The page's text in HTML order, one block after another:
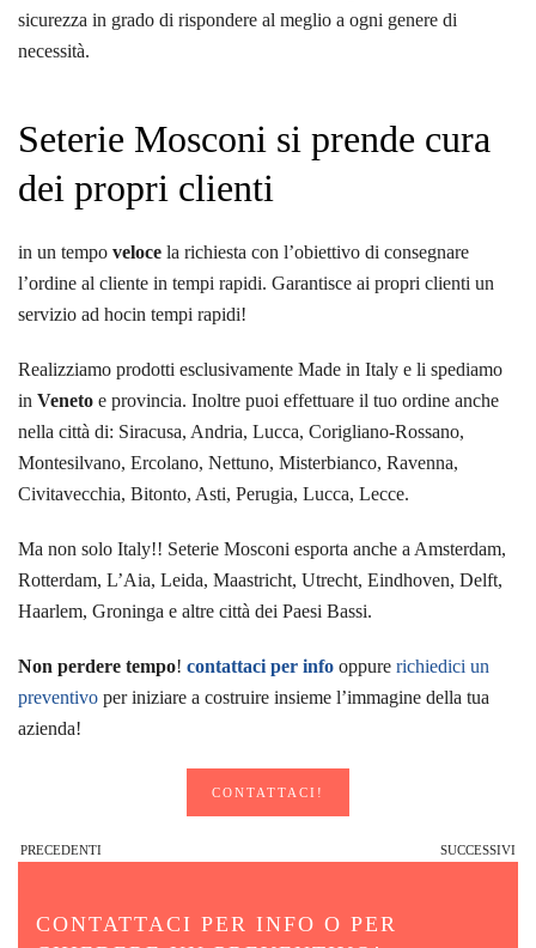
sicurezza in grado di rispondere al meglio a ogni genere di
necessità.
Seterie Mosconi si prende cura
dei propri clienti
in un tempo veloce la richiesta con l’obiettivo di consegnare
l’ordine al cliente in tempi rapidi. Garantisce ai propri clienti un
servizio ad hocin tempi rapidi!
Realizziamo prodotti esclusivamente Made in Italy e li spediamo
in Veneto e provincia. Inoltre puoi effettuare il tuo ordine anche
nella città di: Siracusa, Andria, Lucca, Corigliano-Rossano,
Montesilvano, Ercolano, Nettuno, Misterbianco, Ravenna,
Civitavecchia, Bitonto, Asti, Perugia, Lucca, Lecce.
Ma non solo Italy!! Seterie Mosconi esporta anche a Amsterdam,
Rotterdam, L’Aia, Leida, Maastricht, Utrecht, Eindhoven, Delft,
Haarlem, Groninga e altre città dei Paesi Bassi.
Non perdere tempo! contattaci per info oppure richiedici un
preventivo per iniziare a costruire insieme l’immagine della tua
azienda!
CONTATTACI!
PRECEDENTI SUCCESSIVI
CONTATTACI PER INFO O PER